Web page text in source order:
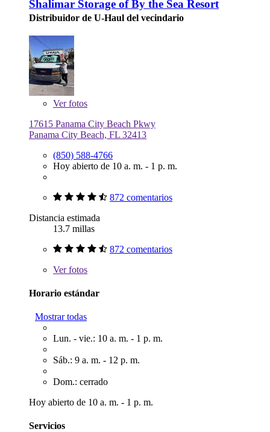
Shalimar Storage of By the Sea Resort
Distribuidor de U-Haul del vecindario
Verfotos
17615 Panama City Beach Pkwy
Panama City Beach, FL 32413
(850) 588-4766
Hoy abierto de 10 a. m. - 1 p. m.
872 comentarios
Distancia estimada
13.7 millas
872 comentarios
Verfotos
Horario estándar
Mostrar todas
Lun. - vie.: 10 a. m. - 1 p. m.
Sáb.: 9 a. m. - 12 p. m.
Dom.: cerrado
Hoy abierto de 10 a. m. - 1 p. m.
Servicios